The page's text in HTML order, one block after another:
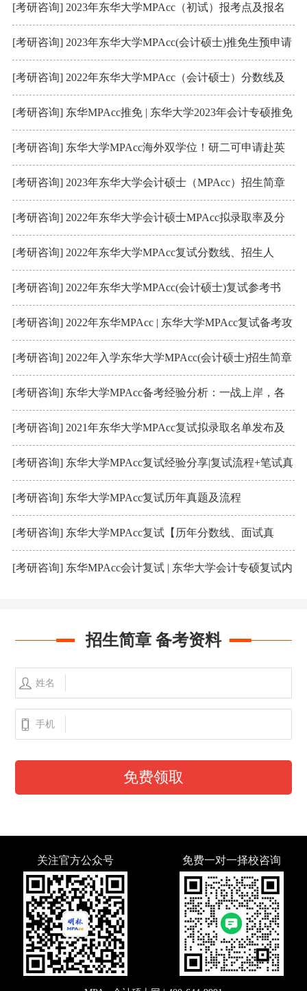
取比例
[考研咨询] 2023年东华大学MPAcc（初试）报考点及报名
流程
[考研咨询] 2023年东华大学MPAcc(会计硕士)推免生预申请
通知
[考研咨询] 2022年东华大学MPAcc（会计硕士）分数线及
复试内容
[考研咨询] 东华MPAcc推免 | 东华大学2023年会计专硕推免
预申请公告
[考研咨询] 东华大学MPAcc海外双学位！研二可申请赴英
国学习
[考研咨询] 2023年东华大学会计硕士（MPAcc）招生简章
[考研咨询] 2022年东华大学会计硕士MPAcc拟录取率及分
析
[考研咨询] 2022年东华大学MPAcc复试分数线、招生人
数、学费
[考研咨询] 2022年东华大学MPAcc(会计硕士)复试参考书
[考研咨询] 2022年东华MPAcc | 东华大学MPAcc复试备考攻
略（附历年真题汇总）
[考研咨询] 2022年入学东华大学MPAcc(会计硕士)招生简章
[考研咨询] 东华大学MPAcc备考经验分析：一战上岸，各
科复习如何规划
[考研咨询] 2021年东华大学MPAcc复试拟录取名单发布及
分数线
[考研咨询] 东华大学MPAcc复试经验分享|复试流程+笔试真
题+面试真题汇总
[考研咨询] 东华大学MPAcc复试历年真题及流程
[考研咨询] 东华大学MPAcc复试【历年分数线、面试真
题】
[考研咨询] 东华MPAcc会计复试 | 东华大学会计专硕复试内
招生简章 备考资料
姓名
手机
免费领取
关注官方公众号 免费一对一择校咨询